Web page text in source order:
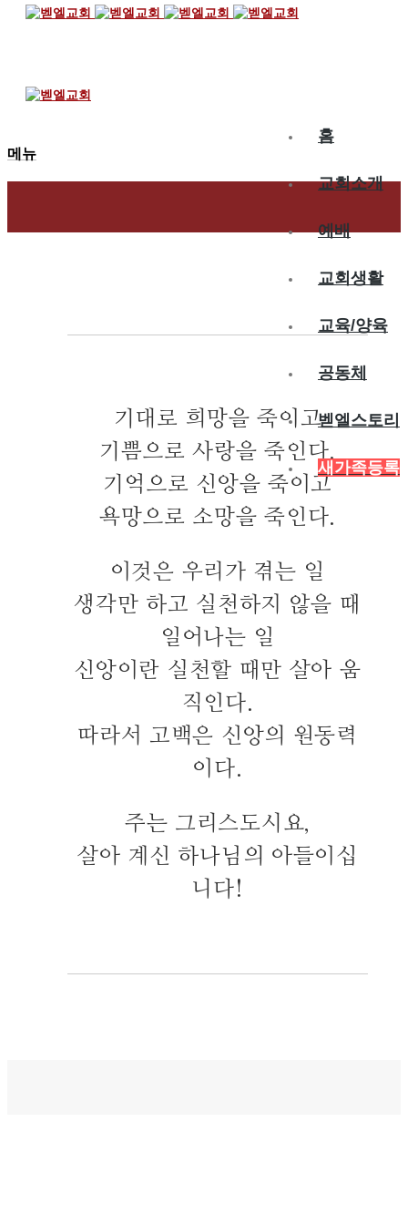
홈
교회소개
예배
교회생활
교육/양육
공동체
벧엘스토리
새가족등록
메뉴
기대로 희망을 죽이고
기쁨으로 사랑을 죽인다.
기억으로 신앙을 죽이고
욕망으로 소망을 죽인다.
이것은 우리가 겪는 일
생각만 하고 실천하지 않을 때
일어나는 일
신앙이란 실천할 때만 살아 움
직인다.
따라서 고백은 신앙의 원동력
이다.
주는 그리스도시요,
살아 계신 하나님의 아들이십
니다!